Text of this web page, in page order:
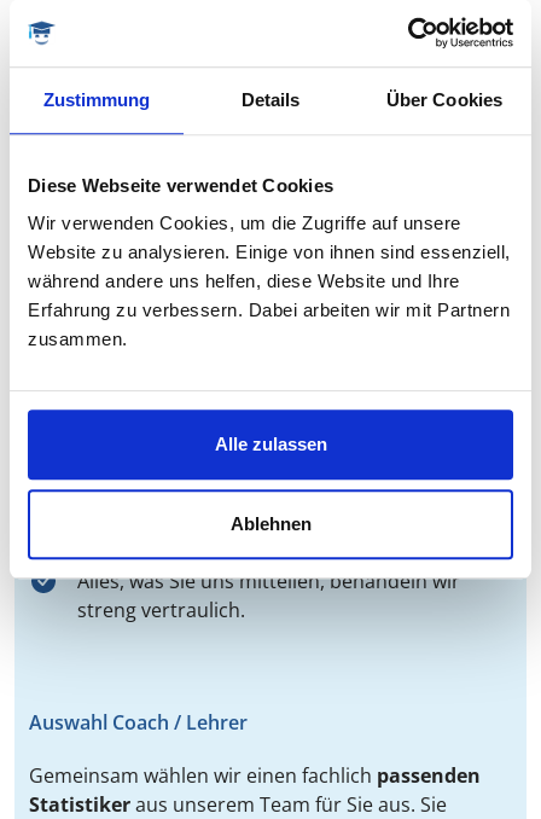
Zustimmung Details Über Cookies
Diese Webseite verwendet Cookies
Wir verwenden Cookies, um die Zugriffe auf unsere
Website zu analysieren. Einige von ihnen sind essenziell,
während andere uns helfen, diese Website und Ihre
Erfahrung zu verbessern. Dabei arbeiten wir mit Partnern
zusammen.
Alle zulassen
Ablehnen
ohne lange Vertragsbindung
ABLAUF & SETTING
Kostenlose Vorab-Beratung
Rufen Sie uns an oder schreiben Sie eine kurze
Anfrage über unsereKontaktseite
Sie gerade stehen, was Ihnen wichtig ist und welches
Alles, was Sie uns mitteilen, behandeln wir
streng vertraulich.
Auswahl Coach / Lehrer
Gemeinsam wählen wir einen fachlich passenden
Statistikeraus unserem Team für Sie aus. Sie